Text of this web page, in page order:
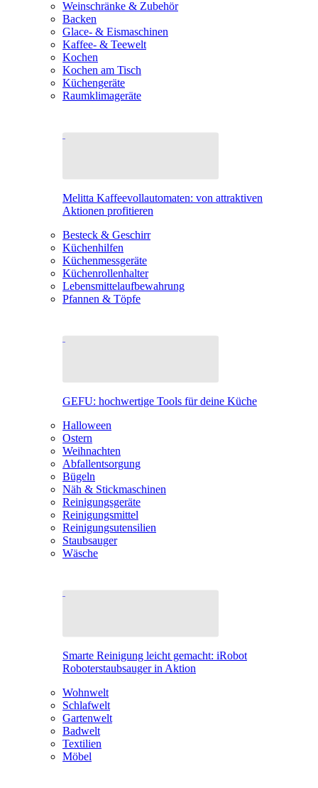
Weinschränke & Zubehör
Backen
Glace- & Eismaschinen
Kaffee- & Teewelt
Kochen
Kochen am Tisch
Küchengeräte
Raumklimageräte
Melitta Kaffeevollautomaten: von attraktiven
Aktionen profitieren
Besteck & Geschirr
Küchenhilfen
Küchenmessgeräte
Küchenrollenhalter
Lebensmittelaufbewahrung
Pfannen & Töpfe
GEFU: hochwertige Tools für deine Küche
Halloween
Ostern
Weihnachten
Abfallentsorgung
Bügeln
Näh & Stickmaschinen
Reinigungsgeräte
Reinigungsmittel
Reinigungsutensilien
Staubsauger
Wäsche
Smarte Reinigung leicht gemacht: iRobot
Roboterstaubsauger in Aktion
Wohnwelt
Schlafwelt
Gartenwelt
Badwelt
Textilien
Möbel